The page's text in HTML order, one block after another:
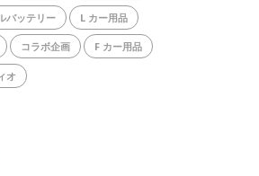
バッテリー L カー用品
コラボ企画 F カー用品
オ